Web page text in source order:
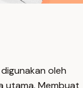
oleh
utama. Membuat